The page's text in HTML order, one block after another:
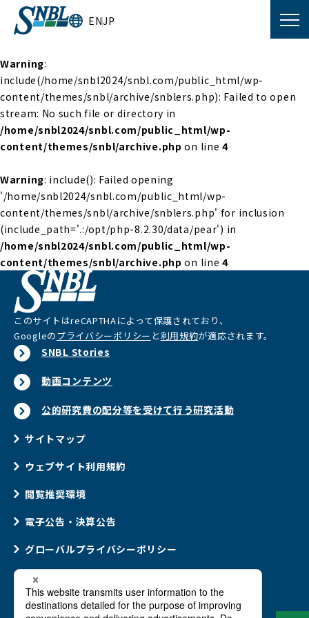
ENJP
Warning:
include(/home/snbl2024/snbl.com/public_html/wp-
content/themes/snbl/archive/snblers.php): Failed to open
stream: No such file or directory in
/home/snbl2024/snbl.com/public_html/wp-
content/themes/snbl/archive.php on line4
Warning: include(): Failed opening
'/home/snbl2024/snbl.com/public_html/wp-
content/themes/snbl/archive/snblers.php' for inclusion
(include_path='.:/opt/php-8.2.30/data/pear') in
/home/snbl2024/snbl.com/public_html/wp-
content/themes/snbl/archive.php on line4
このサイトはreCAPTHAによって保護されており、
Googleのプライバシーポリシー と利用規約が適応されます。
SNBL Stories
動画コンテンツ
公的研究費の配分等を受けて行う研究活動
サイトマップ
ウェブサイト利用規約
閲覧推奨環境
電子公告・決算公告
グローバルプライバシーポリシー
ウェブアクセシビリティポリシー
ソーシャルメディアポリシー